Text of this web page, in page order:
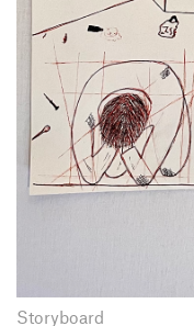
Storyboard